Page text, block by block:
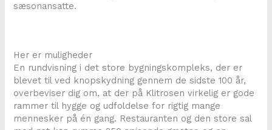
sæsonansatte.
Her er muligheder
En rundvisning i det store bygningskompleks, der er
blevet til ved knopskydning gennem de sidste 100 år,
overbeviser dig om, at der på Klitrosen virkelig er gode
rammer til hygge og udfoldelse for rigtig mange
mennesker på én gang. Restauranten og den store sal